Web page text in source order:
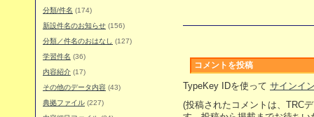
分類/件名 (174)
新設件名のお知らせ (156)
分類／件名のおはなし
(127)
学習件名 (36)
内容紹介 (17)
その他のデータ内容 (43)
典拠ファイル (227)
コメントを投稿
TypeKey IDを使って サインイ
(投稿されたコメントは、TRC